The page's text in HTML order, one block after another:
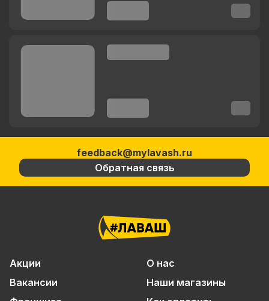
feedback@mylavash.ru
Обратная связь
Акции
О нас
Вакансии
Наши магазины